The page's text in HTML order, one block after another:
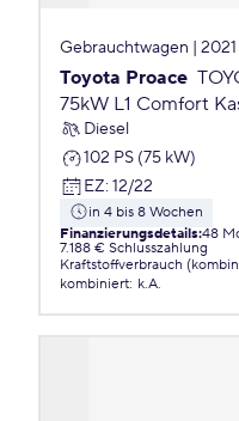
Gebrauchtwagen | 2021
Toyota Proace
75kW L1 Comfort
Diesel
102 PS (75 kW)
EZ: 12/22
in 4 bis 8 Wochen
Finanzierungsdetails:48
7.188 € Schlusszahlung
Kraftstoffverbrauch
kombiniert: k.A.